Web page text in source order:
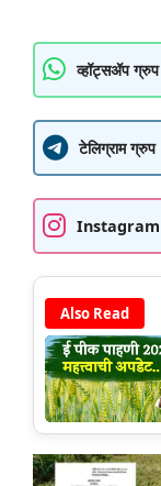
व्हॉट्सॲप ग्रुप
टेलिग्राम ग्रुप
Instagram
Also Read